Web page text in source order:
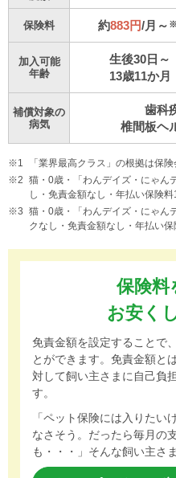
保険料 約883円/月～
加入可能
年齢
生後30日～
13歳11か月
補償対象の
病気
歯科
椎間板ヘ
「業界最高クラス」の根拠は保
猫・0歳・「わんデイズ・にゃん
し・免責金額なし・年払い保険
猫・0歳・「わんデイズ・にゃん
クなし・免責金額なし・年払い
保険料
お安く
免責金額を設定することで
とができます。免責金額と
対して飼い主さまに自己負
す。
「ペット保険には入りたい
なさそう。だったら毎月の
も・・・」そんな飼い主さ